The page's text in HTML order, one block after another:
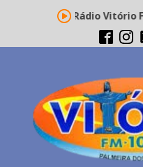
Rádio Vitório